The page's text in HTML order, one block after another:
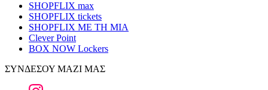
SHOPFLIX max
SHOPFLIX tickets
SHOPFLIX ΜΕ ΤΗ ΜΙΑ
Clever Point
BOX NOW Lockers
ΣΥΝΔΕΣΟΥ ΜΑΖΙ ΜΑΣ